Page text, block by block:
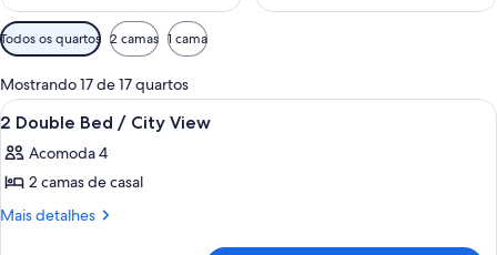
Filtros
disponíveis
para
os
quartos
Todos os quartos 2 camas 1 cama
Mostrando 17 de 17 quartos
Carrega
todas
as
fotos
de
Quarto de hotel com duas camas,
4
2 Double Bed / City View
Acomoda 4
2 camas de casal
Mais detalhes
Mais